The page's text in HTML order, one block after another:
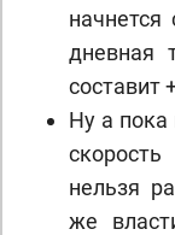
дневная
составит
Ну а пока
нельзя
же